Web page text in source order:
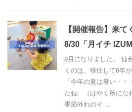
【開催報告】来て
8/30「月イチ
9月になりました。 仙
くのは、移住して6年
「今年の夏は暑い・
たね。（はやく秋にな
季節外れのイ ...